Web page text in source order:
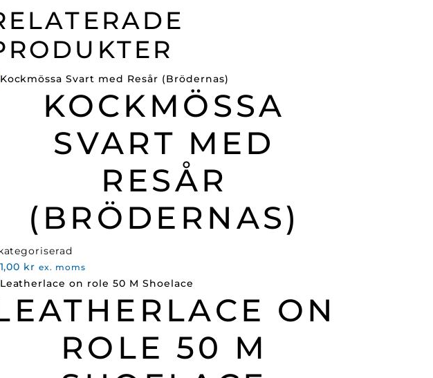
KOCKMÖSSA
SVART MED
RESÅR
(BRÖDERNAS)
kr ex. moms
ON
ROLE 50 M